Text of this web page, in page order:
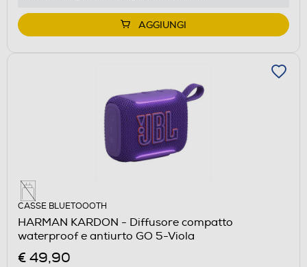
AGGIUNGI
CASSE BLUETOOOTH
HARMAN KARDON - Diffusore compatto
waterproof e antiurto GO 5-Viola
€ 49,90